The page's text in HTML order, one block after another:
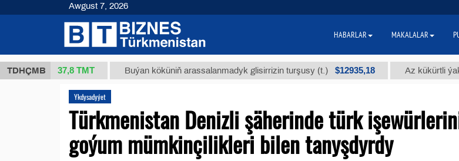
TDHÇMB
(kg.) 37,8 ТМТ Buýan köküniň arassalanmadyk glisirrizin turşusy (t.) $12935,18 Az kükürtli ýakyş
Ykdysadyýet
Türkmenistan Denizli şäherinde türk
goýum mümkinçilikleri bilen tanyşdyrdy
Awgust 7, 2026
HABARLAR MAKALALAR